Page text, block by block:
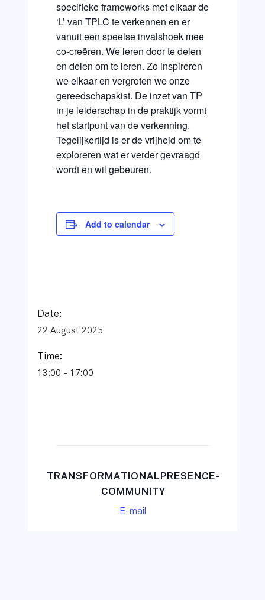
specifieke frameworks met elkaar de
‘L’ van TPLC te verkennen en er
vanuit een speelse invalshoek mee
co-creëren. We leren door te delen
en delen om te leren. Zo inspireren
we elkaar en vergroten we onze
gereedschapskist. De inzet van TP
in je leiderschap in de praktijk vormt
het startpunt van de verkenning.
Tegelijkertijd is er de vrijheid om te
exploreren wat er verder gevraagd
wordt en wil gebeuren.
Add to calendar
Date:
22 August 2025
Time:
13:00 - 17:00
TRANSFORMATIONALPRESENCE-
COMMUNITY
E-mail